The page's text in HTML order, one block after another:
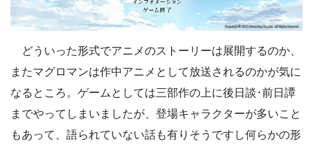
どういった形式でアニメのストーリーは展開するのか、
またマグロマンは作中アニメとして放送されるのかが気に
なるところ。ゲームとしては三部作の上に後日談･前日譚
までやってしまいましたが、登場キャラクターが多いこと
もあって、語られていない話も有りそうですし何らかの形